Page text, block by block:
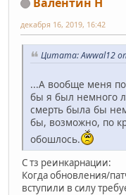
декабря 16, 2019, 16:42
Цитата: Awwal12
...А вообще меня
бы я был немного
смерть была бы
бы, возможно, по
обошлось.
С тз реинкарнации:
Когда обновления/
вступили в силу